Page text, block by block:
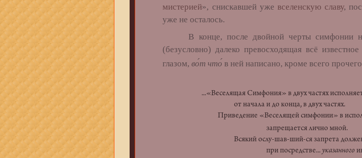
мистерией», снискавшей уже вселенскую славу,
уже не осталось.
В конце, после двойной черты симфонии
(безусловно) далеко превосходящая всё известное
глазом,во́т что́ в ней написано, кроме всего
...«Веселящая Симфония» в двух частях
от начала и до конца, в двух частях.
Приведение «Веселящей симфонии» в
запрещается лично мной.
Всякий ослу-шав-ший-ся запрета должен
при посредстве...указанного